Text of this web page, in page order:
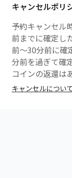
オペレーターか
ので通話をお繋
キャンセルポリ
予約キャンセル
前までに確定し
前〜30分前に確
分前を過ぎて確
コインの返還は
キャンセルについ